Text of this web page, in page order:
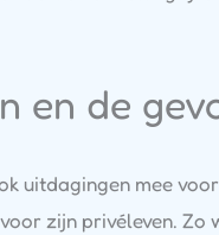
en de
uitdagingen mee
zijn privéleven. Zo